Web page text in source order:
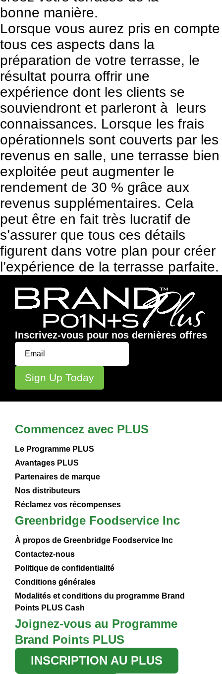
bonne manière.
Lorsque vous aurez pris en compte
tous ces aspects dans la
préparation de votre terrasse, le
résultat pourra offrir une
expérience dont les clients se
souviendront et parleront à leurs
connaissances. Lorsque les frais
opérationnels sont couverts par les
revenus en salle, une terrasse bien
exploitée peut augmenter le
rendement de 30 % grâce aux
revenus supplémentaires. Cela
peut être en fait très lucratif de
s’assurer que tous ces détails
figurent dans votre plan pour créer
l’expérience de la terrasse parfaite.
Inscrivez-vous pour nos dernières offres
Commencez avec PLUS
Le Programme PLUS
Avantages PLUS
Partenaires de marque
Nos distributeurs
Réclamez vos récompenses
Greenbridge Foodservice Inc
À propos de Greenbridge Foodservice Inc
Contactez-nous
Politique de confidentialité
Conditions générales
Modalités et conditions du programme Brand
Points PLUS Cash
Joignez-vous au Programme
Brand Points PLUS
INSCRIPTION AU PLUS